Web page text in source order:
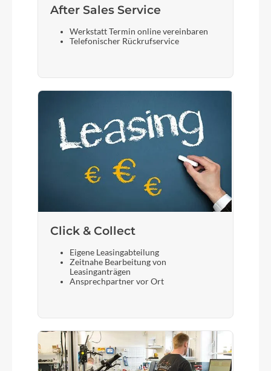
After Sales Service
Werkstatt Termin online vereinbaren
Telefonischer Rückrufservice
Click & Collect
Eigene Leasingabteilung
Zeitnahe Bearbeitung von
Leasinganträgen
Ansprechpartner vor Ort